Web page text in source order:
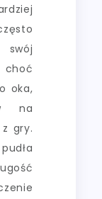
choć
oka,
na
gry.